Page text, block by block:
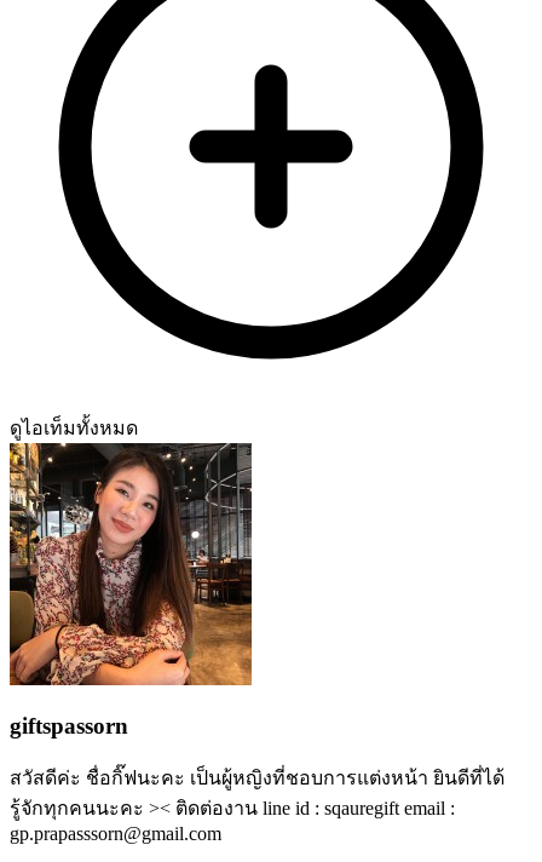
ดูไอเท็มทั้งหมด
giftspassorn
สวัสดีค่ะ ชื่อกิ๊ฟนะคะ เป็นผู้หญิงที่ชอบการแต่งหน้า ยินดีที่ได้
รู้จักทุกคนนะคะ >< ติดต่องาน line id : sqauregift email :
gp.prapasssorn@gmail.com